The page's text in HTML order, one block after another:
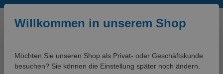
Zum Hauptinhalt springen
Willkommen in unserem Shop
Möchten Sie unseren Shop als Privat- oder Geschäftskunde
besuchen? Sie können die Einstellung später noch ändern.